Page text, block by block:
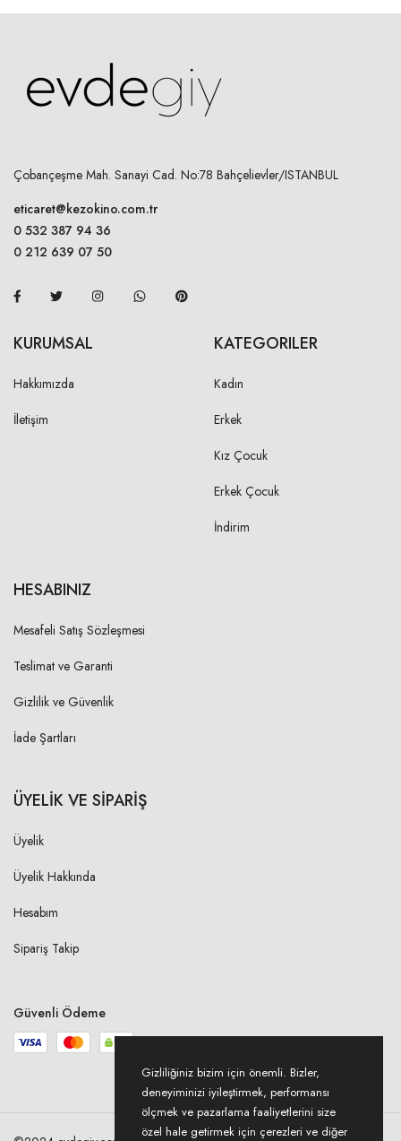
Çobançeşme Mah. Sanayi Cad. No:78 Bahçelievler/ISTANBUL
eticaret@kezokino.com.tr
0 532 387 94 36
0 212 639 07 50
KURUMSAL
Hakkımızda
İletişim
KATEGORILER
Kadın
Erkek
Kız Çocuk
Erkek Çocuk
İndirim
HESABINIZ
Mesafeli Satış Sözleşmesi
Teslimat ve Garanti
Gizlilik ve Güvenlik
İade Şartları
ÜYELİK VE SİPARİŞ
Üyelik
Üyelik Hakkında
Hesabım
Sipariş Takip
Güvenli Ödeme
Gizliliğiniz bizim için önemli. Bizler,
deneyiminizi iyileştirmek, performansı
ölçmek ve pazarlama faaliyetlerini size
özel hale getirmek için çerezleri ve diğer